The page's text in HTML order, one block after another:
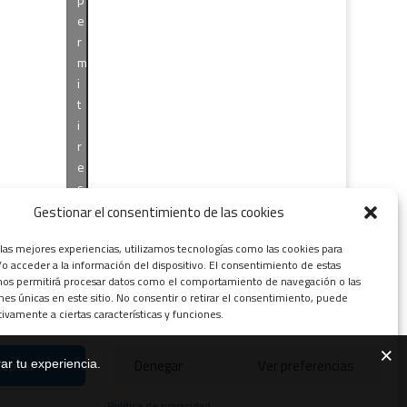
Gestionar el consentimiento de las cookies
mejores experiencias, utilizamos tecnologías como las cookies para
acceder a la información del dispositivo. El consentimiento de estas
permitirá procesar datos como el comportamiento de navegación o las
únicas en este sitio. No consentir o retirar el consentimiento, puede
a ciertas características y funciones.
e
r
m
i
t
i
r
e
s
t
c
o
n
t
e
tu experiencia.